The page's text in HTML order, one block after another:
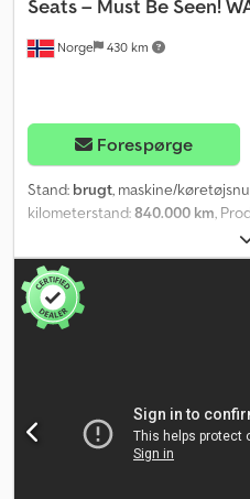
Norge 430 km
Seats – Must Be Seen!
Forespørge
Stand: brugt, maskine/
kilometerstand:840.000 km ,
referencenummer på
Kilometerstand: 840.000 km
Fuld luftaffjedring Retarder 6x2
Cjdszqntqopfx Alierf 27
hver siddeplads Toilet
siddepladser og øget komfort
indretning. Den er i øjeblikket i
840.000 HK: 387 Syn: Ja EU-